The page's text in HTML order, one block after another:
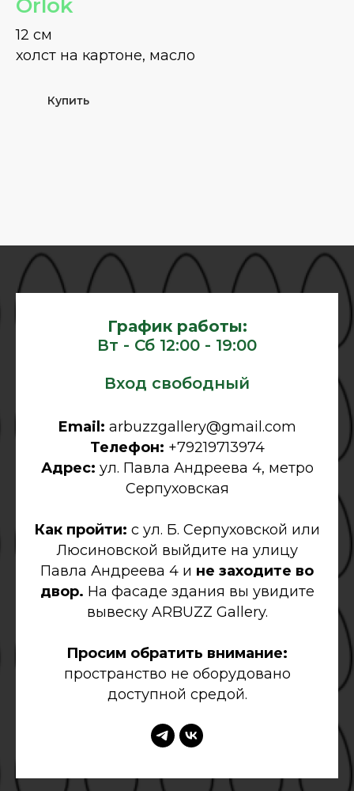
Orlok
12 см
холст на картоне, масло
Купить
График работы:
Вт - Сб 12:00 - 19:00
Вход свободный
Email: arbuzzgallery@gmail.com
Телефон: +79219713974
Адрес: ул. Павла Андреева 4, метро
Серпуховская
Как пройти: с ул. Б. Серпуховской или
Люсиновской выйдите на улицу
Павла Андреева 4 и не заходите во
двор. На фасаде здания вы увидите
вывеску ARBUZZ Gallery.
Просим обратить внимание:
пространство не оборудовано
доступной средой.